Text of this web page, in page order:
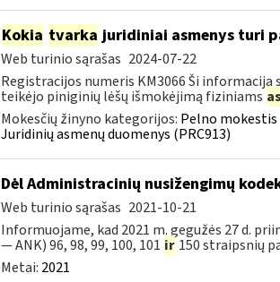
Kokia tvarka juridiniai asmenys turi
Web turinio sąrašas 2024-07-22
Registracijos numeris KM3066 Ši
teikėjo piniginių lėšų išmokėjimą fiziniams
Mokesčių žinyno kategorijos: Pelno mokestis
Juridinių asmenų duomenys (PRC913)
Dėl Administracinių nusižengimų
Web turinio sąrašas 2021-10-21
Informuojame, kad 2021 m. gegužės 27 d.
— ANK) 96, 98, 99, 100, 101 ir 150 straipsnių
Metai: 2021